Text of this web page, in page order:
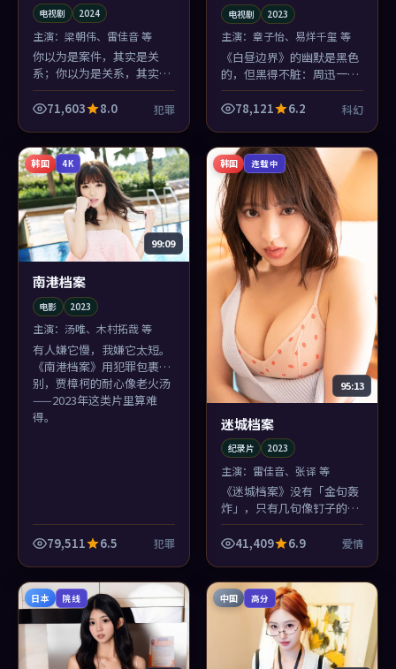
电视剧 2024
主演： 梁朝伟、雷佳音 等
你以为是案件，其实是关
系；你以为是关系，其实是
时代。《失控回响》层层剥
洋葱，郭帆剥到最后，辣的
71,603 8.0 犯罪
电视剧 2023
主演：章子怡、易烊千玺 等
《白昼边界》的幽默是黑色
的，但黑得不脏：周迅一句
吐槽能逗笑全场，下一秒你
又为自己笑了而内疚——这
78,121 6.2 科幻
韩国 4K
99:09
南港档案
电影 2023
主演： 汤唯、木村拓哉 等
有人嫌它慢，我嫌它太短。
《南港档案》用犯罪包裹告
别，贾樟柯的耐心像老火汤
——2023年这类片里算难
得。
79,511 6.5 犯罪
韩国 连载中
95:13
迷城档案
纪录片 2023
主演： 雷佳音、张译 等
《迷城档案》没有「金句轰
炸」，只有几句像钉子的
话。雷佳音说完就走，余音
却挂在近未来街区的风里，
41,409 6.9 爱情
日本 院线 中国 高分